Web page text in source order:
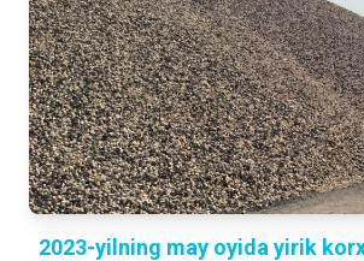
2023-yilning may oyida yirik